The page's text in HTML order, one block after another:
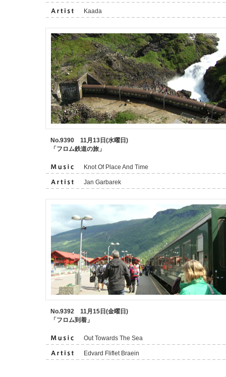
Kaada
No.9390 11月13日(水曜日)
「フロム鉄道の旅」
Knot Of Place And Time
Jan Garbarek
No.9392 11月15日(金曜日)
「フロム到着」
Out Towards The Sea
Edvard Fliflet Braein